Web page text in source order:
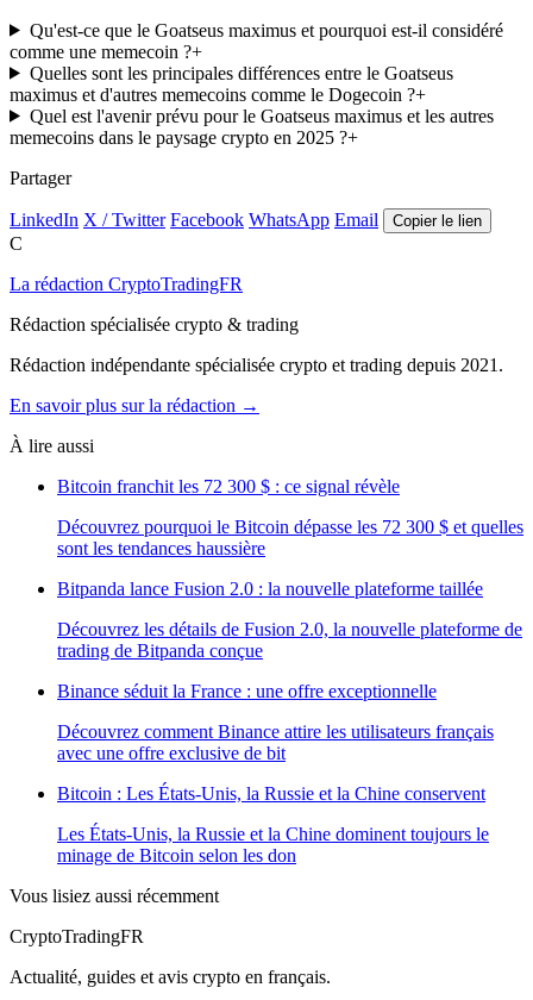
Qu'est-ce que le Goatseus maximus et pourquoi est-il considéré
comme une memecoin ?+
Quelles sont les principales différences entre le Goatseus
maximus et d'autres memecoins comme le Dogecoin ?+
Quel est l'avenir prévu pour le Goatseus maximus et les autres
memecoins dans le paysage crypto en 2025 ?+
Partager
LinkedIn X / Twitter Facebook WhatsApp Email Copier le lien
C
La rédaction CryptoTradingFR
Rédaction spécialisée crypto & trading
Rédaction indépendante spécialisée crypto et trading depuis 2021.
En savoir plus sur la rédaction →
À lire aussi
Bitcoin franchit les 72 300 $ : ce signal révèle
Découvrez pourquoi le Bitcoin dépasse les 72 300 $ et quelles
sont les tendances haussière
Bitpanda lance Fusion 2.0 : la nouvelle plateforme taillée
Découvrez les détails de Fusion 2.0, la nouvelle plateforme de
trading de Bitpanda conçue
Binance séduit la France : une offre exceptionnelle
Découvrez comment Binance attire les utilisateurs français
avec une offre exclusive de bit
Bitcoin : Les États-Unis, la Russie et la Chine conservent
Les États-Unis, la Russie et la Chine dominent toujours le
minage de Bitcoin selon les don
Vous lisiez aussi récemment
CryptoTradingFR
Actualité, guides et avis crypto en français.